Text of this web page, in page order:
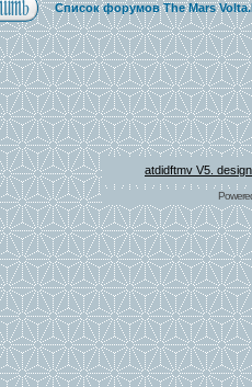
Список форумов The Mars
atdidftmv V5.